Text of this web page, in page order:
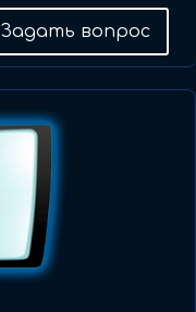
Задать вопрос